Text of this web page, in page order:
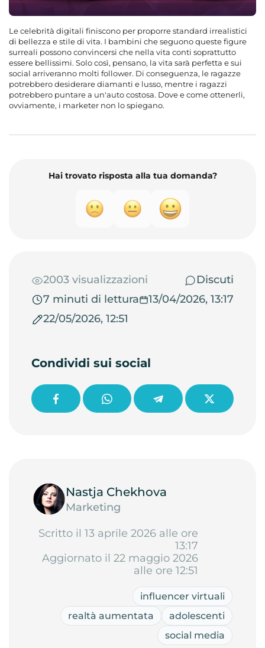
Le celebrità digitali finiscono per proporre standard irrealistici
di bellezza e stile di vita. I bambini che seguono queste figure
surreali possono convincersi che nella vita conti soprattutto
essere bellissimi. Solo così, pensano, la vita sarà perfetta e sui
social arriveranno molti follower. Di conseguenza, le ragazze
potrebbero desiderare diamanti e lusso, mentre i ragazzi
potrebbero puntare a un'auto costosa. Dove e come ottenerli,
ovviamente, i marketer non lo spiegano.
Hai trovato risposta alla tua domanda?
2003 visualizzazioni
Discuti
7 minuti di lettura
13/04/2026, 13:17
22/05/2026, 12:51
Condividi sui social
Nastja Chekhova
Marketing
Scritto il 13 aprile 2026 alle ore
13:17
Aggiornato il 22 maggio 2026
alle ore 12:51
influencer virtuali
realtà aumentata
adolescenti
social media